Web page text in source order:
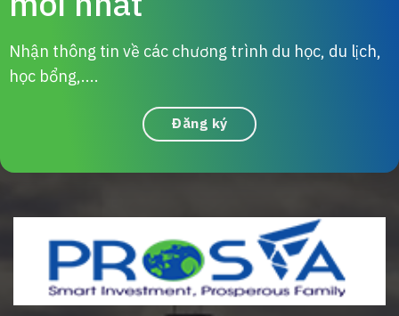
Nhận thông tin về các chương trình du học, du lịch,
học bổng,....
Đăng ký